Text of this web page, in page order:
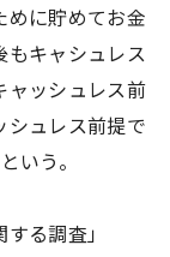
めに貯めてお金
もキャシュレス
ャッシュレス前
シュレス前提で
いう。
る調査」